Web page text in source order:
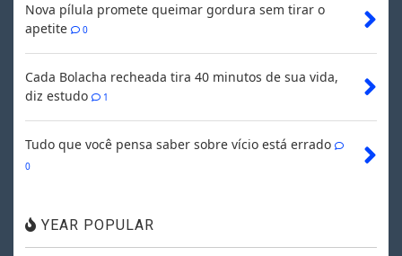
Nova pílula promete queimar gordura sem tirar o
apetite
0
Cada Bolacha recheada tira 40 minutos de sua vida,
diz estudo
1
Tudo que você pensa saber sobre vício está errado
0
YEAR POPULAR